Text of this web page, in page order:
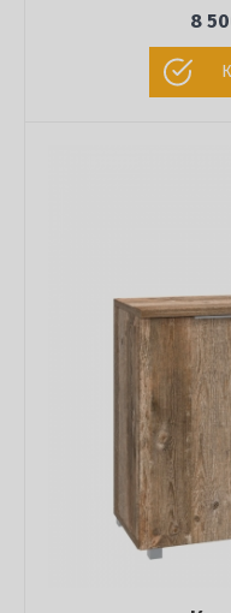
8